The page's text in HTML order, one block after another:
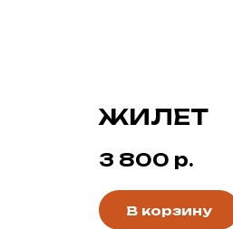
ЖИЛЕТ
3 800 р.
В корзину